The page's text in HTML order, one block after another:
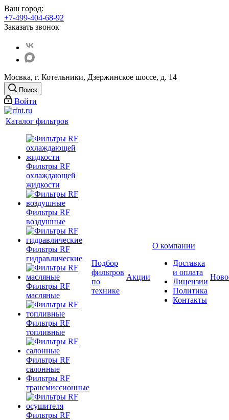
Ваш город:
+7-499-404-68-92
Заказать звонок
Мосвка, г. Котельники, Дзержинское шоссе, д. 14
Поиск
Войти
Каталог фильтров
Фильтры RF
охлаждающей
жидкости
Фильтры RF
воздушные
Фильтры RF
гидравлические
Фильтры RF
масляные
Фильтры RF
топливные
Фильтры RF
салонные
Фильтры RF
трансмиссионные
Фильтры RF
Подбор
фильтров
по
технике
Акции
О компании
Доставка
и оплата
Лицензии
Политика
Контакты